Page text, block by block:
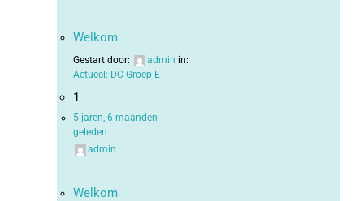
Welkom
Gestart door: admin in:
Actueel: DC Groep E
1
5 jaren, 6 maanden
geleden
admin
Welkom